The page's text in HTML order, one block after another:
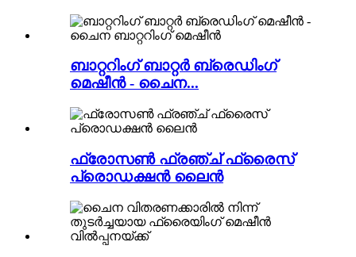
ബാറ്ററിംഗ് ബാറ്റർ ബ്രെഡിംഗ്
മെഷീൻ - ചൈന...
ഫ്രോസൺ ഫ്രഞ്ച് ഫ്രൈസ്
പ്രൊഡക്ഷൻ ലൈൻ